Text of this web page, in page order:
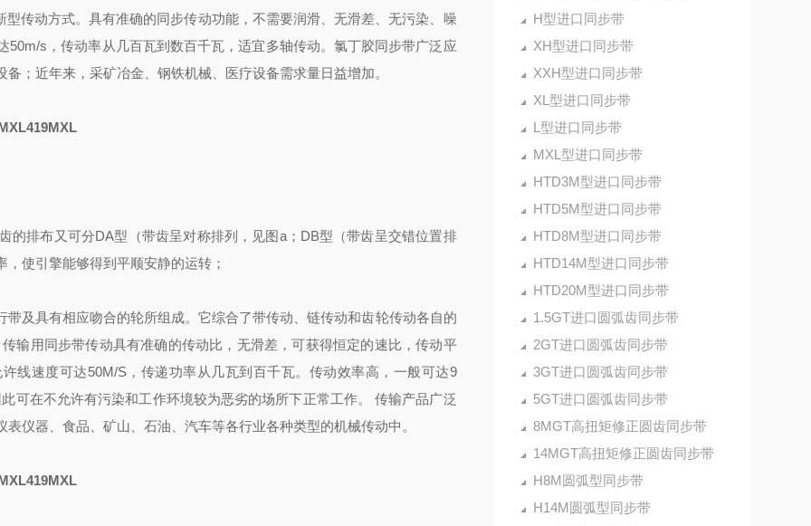
H型进口同步带
XH型进口同步带
XXH型进口同步带
XL型进口同步带
L型进口同步带
MXL型进口同步带
HTD3M型进口同步带
HTD5M型进口同步带
HTD8M型进口同步带
HTD14M型进口同步带
HTD20M型进口同步带
1.5GT进口圆弧齿同步带
2GT进口圆弧齿同步带
3GT进口圆弧齿同步带
5GT进口圆弧齿同步带
8MGT高扭矩修正圆齿同步带
14MGT高扭矩修正圆齿同步带
H8M圆弧型同步带
H14M圆弧型同步带
传动方式。具有准确的同步传动功能，不需要润滑、无滑差、无污染、噪
s，传动率从几百瓦到数百千瓦，适宜多轴传动。 氯丁胶同步带广泛应
；近年来，采矿冶金、钢铁机械、医疗设备需求量日益增加。
的排布又可分DA型（带齿呈对称排列，见图a；DB型（带齿呈交错位置排
使引擎能够得到平顺安静的运转；
及具有相应吻合的轮所组成。它综合了带传动、链传动和齿轮传动各自的
输用同步带传动具有准确的传动比，无滑差，可获得恒定的速比，传动平
线速度可达50M/S，传递功率从几瓦到百千瓦。传动效率高，一般可达9
可在不允许有污染和工作环境较为恶劣的场所下正常工作。 传输产品广泛
仪器、食品、矿山、石油、汽车等各行业各种类型的机械传动中。